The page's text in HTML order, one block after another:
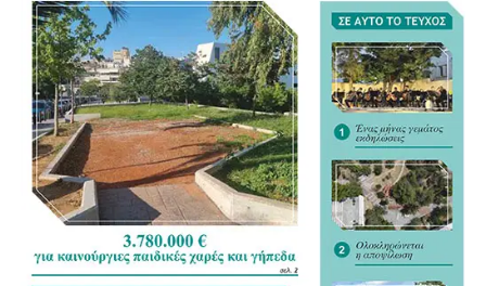
συνοδών και εργαζομένων. Αποδεικνύεται και τώρα σε
αυτή την έκτακτη στιγμή η τραγική κατάσταση με την
έλλειψη του απαραίτητου προσωπικού στο νοσοκομείο
όπως και σε όλα τα νοσοκομεία».
Κλιμάκια του δήμου Χαϊδαρίου και του ΚΚΕ
απεγκλώβισαν αδέσποτα από το προσωρινό καταφύγιο
αδέσποτων ζώων.
Επίσης διαμορφώθηκε κατάλληλος χώρος σε αίθουσα
στο χώρο του Δημαρχείου που υποδέχεται τον κόσμο,
καθώς προληπτικά, τα κλιμάκια του Δήμου σε
συνεργασία με την Πυροσβεστική, έχουν εκκενώσει από